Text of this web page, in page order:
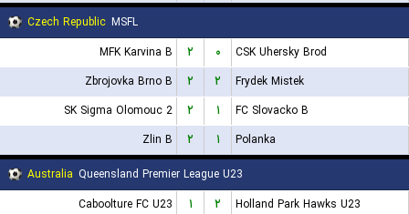
Czech Republic MSFL
MFK Karvina B
۲ ۰
CSK Uhersky Brod
Zbrojovka Brno B
۲ ۲
Frydek Mistek
SK Sigma Olomouc 2
۲ ۱
FC Slovacko B
Zlin B
۲ ۱
Polanka
Australia Queensland Premier League U23
Caboolture FC U23
۱ ۲
Holland Park Hawks U23